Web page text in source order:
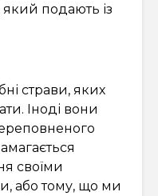
подають із
страви, яких
Іноді вони
своїми
або тому, що ми